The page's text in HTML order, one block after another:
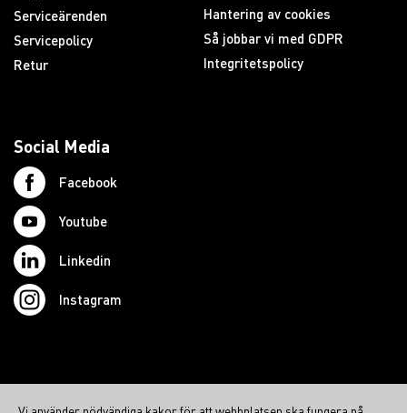
Serviceärenden
Servicepolicy
Retur
Hantering av cookies
Så jobbar vi med GDPR
Integritetspolicy
Social Media
Facebook
Youtube
Linkedin
Instagram